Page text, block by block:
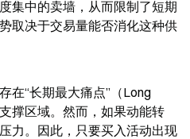
集中的卖墙，从而限制了短期
取决于交易量能否消化这种供
在“长期最大痛点”（Long
撑区域。然而，如果动能转
力。因此，只要买入活动出现